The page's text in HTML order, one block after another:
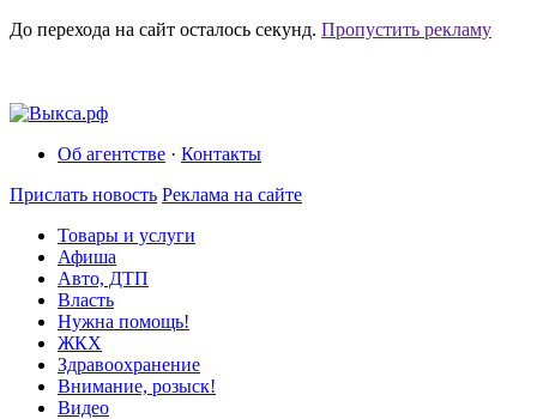
До перехода на сайт осталось секунд. Пропустить рекламу
Об агентстве · Контакты
Прислать новость Реклама на сайте
Товары и услуги
Афиша
Авто, ДТП
Власть
Нужна помощь!
ЖКХ
Здравоохранение
Внимание, розыск!
Видео